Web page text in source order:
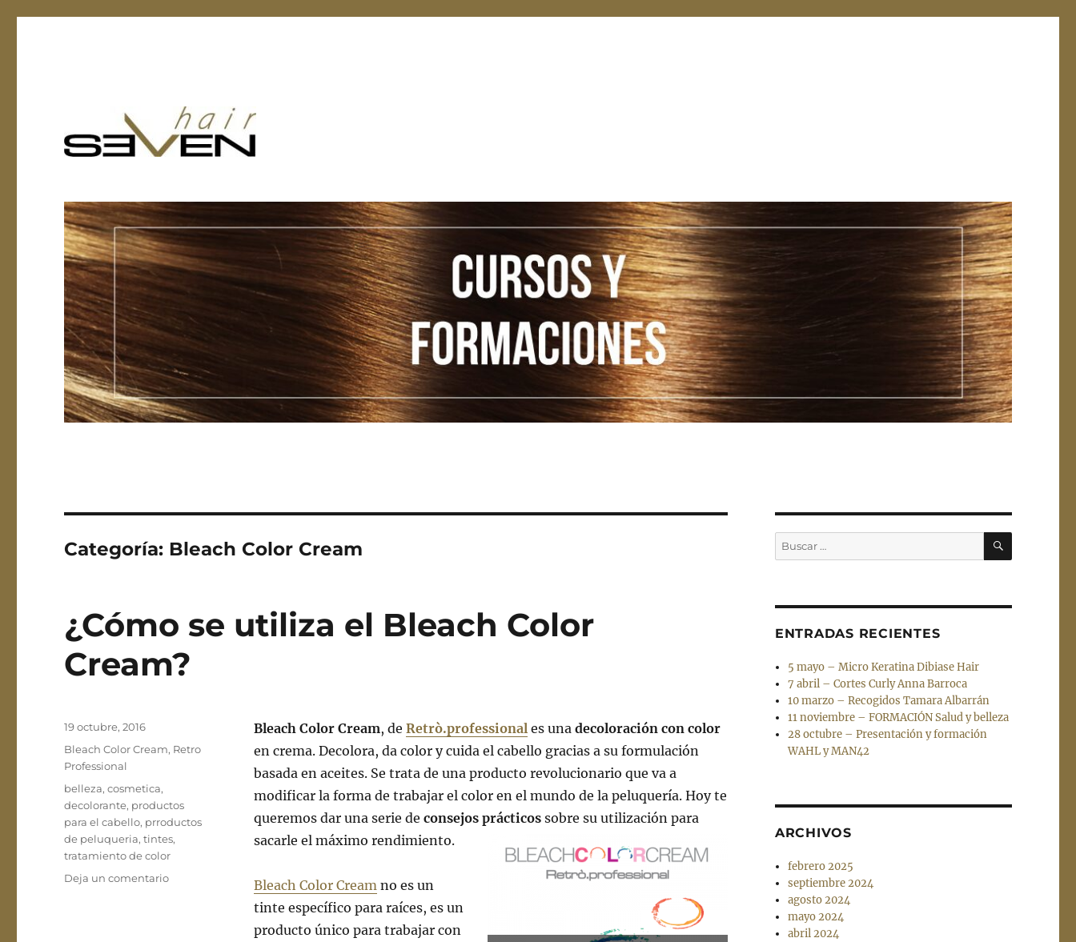
Categoría: Bleach Color Cream
¿Cómo se utiliza el Bleach Color
Cream?
Bleach Color Cream, de Retrò.professionales una decoloración con color
en crema. Decolora, da color y cuida el cabello gracias a su formulación
basada en aceites. Se trata de una producto revolucionario que va a
modificar la forma de trabajar el color en el mundo de la peluquería. Hoy te
queremos dar una serie de consejos prácticossobre su utilización para
sacarle el máximo rendimiento.
Bleach Color Creamno es un
tinte específico para raíces, es un
producto único para trabajar con
Publicado
el
19 octubre, 2016
Categorías
Bleach Color Cream, Retro
Professional
Etiquetas
belleza,cosmetica,
decolorante, productos
para el cabello, prroductos
de peluqueria,tintes,
tratamiento de color
Deja un comentarioen
Buscar
por:
BUSCAR
ENTRADAS RECIENTES
5 mayo – Micro Keratina Dibiase Hair
7 abril – Cortes Curly Anna Barroca
10 marzo – Recogidos Tamara Albarrán
11 noviembre – FORMACIÓN Salud y belleza
28 octubre – Presentación y formación
WAHL y MAN42
ARCHIVOS
febrero 2025
septiembre 2024
agosto 2024
mayo 2024
abril 2024